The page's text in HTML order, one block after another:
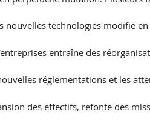
nouvelles technologies modifie
entraîne des
réglementations et les
des effectifs, refonte des